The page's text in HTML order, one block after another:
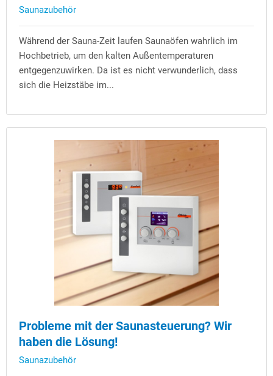
Saunazubehör
Während der Sauna-Zeit laufen Saunaöfen wahrlich im
Hochbetrieb, um den kalten Außentemperaturen
entgegenzuwirken. Da ist es nicht verwunderlich, dass
sich die Heizstäbe im...
Probleme mit der Saunasteuerung? Wir
haben die Lösung!
Saunazubehör